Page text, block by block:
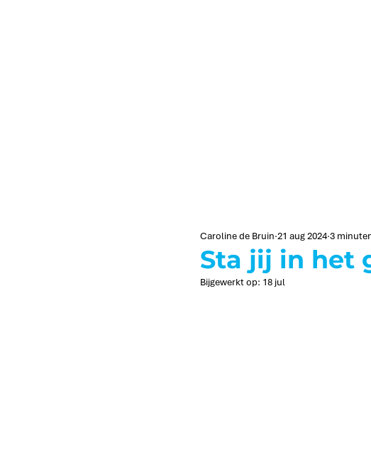
Sta jij in het
Caroline de Bruin 21 aug 2024 3
Bijgewerkt op: 18 jul